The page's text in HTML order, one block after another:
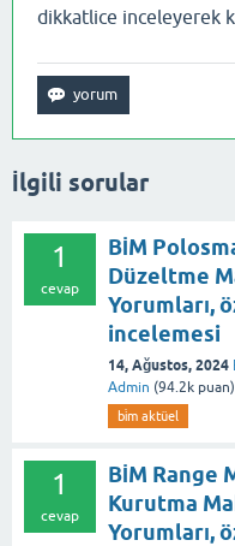
dikkatlice inceleyerek
İlgili sorular
1
cevap
BİM
Düzeltme
Yorumları,
incelemesi
14, Ağustos, 2024
Admin (94.2k puan)
bi̇m aktüel
1
cevap
BİM Range
Kurutma
Yorumları,